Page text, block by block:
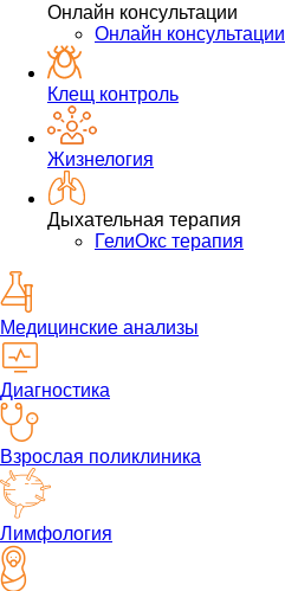
Онлайн консультации
Онлайн консультации
Клещ контроль
Жизнелогия
Дыхательная терапия
ГелиОкс терапия
Медицинские анализы
Диагностика
Взрослая поликлиника
Лимфология